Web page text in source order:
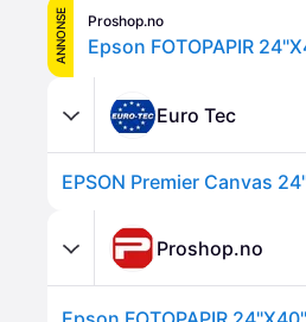
ANNONSE Proshop.no
Epson FOTOPAPIR
Euro Tec
EPSON Premier Canvas
Proshop.no